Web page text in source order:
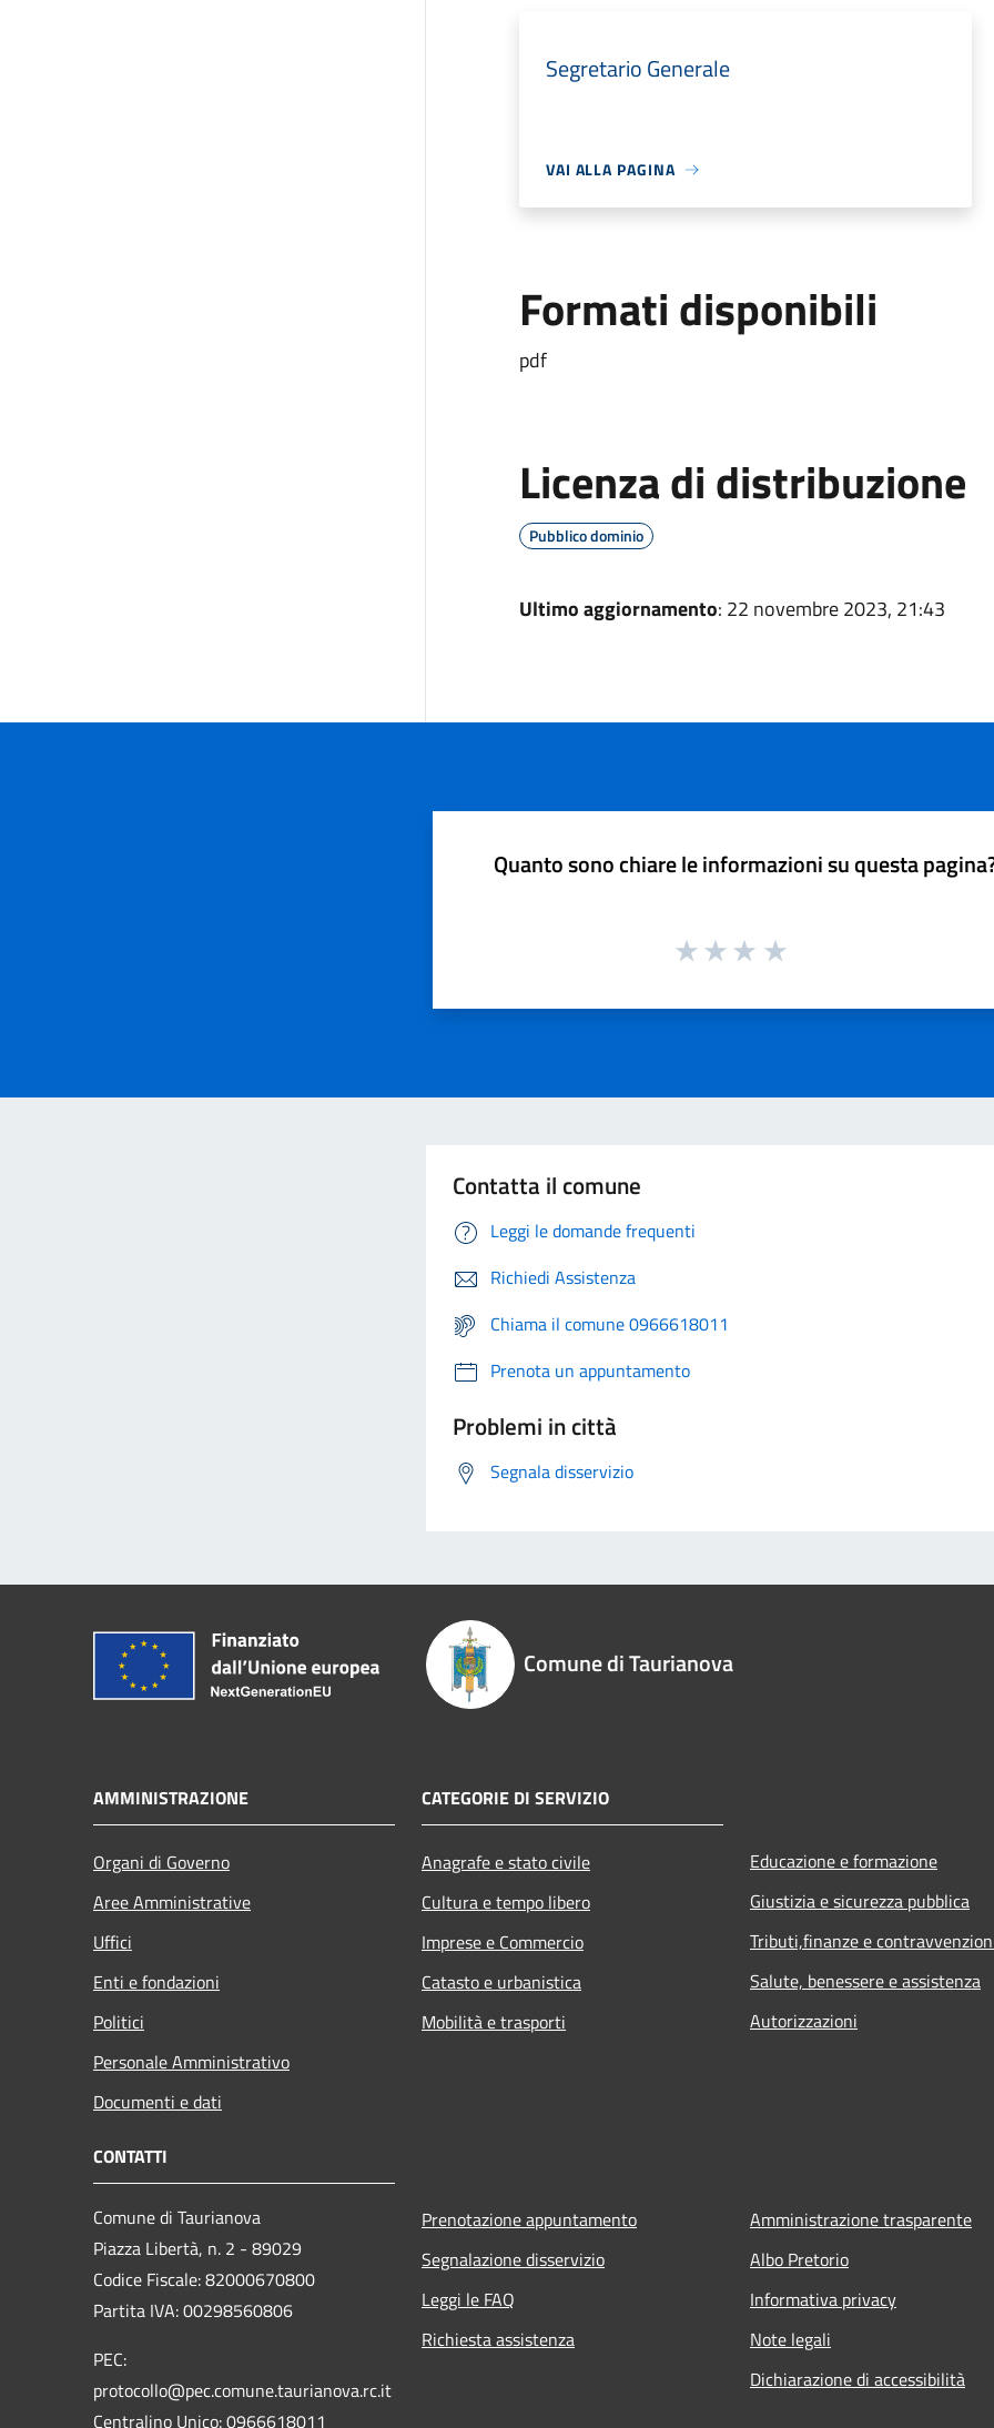
Segretario Generale
VAI ALLA PAGINA
Formati disponibili
pdf
Licenza di distribuzione
Pubblico dominio
Ultimo aggiornamento: 22 novembre 2023, 21:43
Quanto sono chiare le informazioni su questa
Contatta il comune
Leggi le domande frequenti
Richiedi Assistenza
Chiama il comune 0966618011
Prenota un appuntamento
Problemi in città
Segnala disservizio
Comune di Taurianova
AMMINISTRAZIONE
Organi di Governo
Aree Amministrative
Uffici
Enti e fondazioni
Politici
Personale Amministrativo
Documenti e dati
CATEGORIE DI SERVIZIO
Anagrafe e stato civile
Cultura e tempo libero
Imprese e Commercio
Catasto e urbanistica
Mobilità e trasporti
Educazione e formazione
Giustizia e sicurezza pubblica
Tributi,finanze e
Salute, benessere e assistenza
Autorizzazioni
CONTATTI
Comune di Taurianova
Piazza Libertà, n. 2 - 89029
Codice Fiscale: 82000670800
Partita IVA: 00298560806
PEC:
protocollo@pec.comune.taurianova.rc.it
Centralino Unico: 0966618011
Prenotazione appuntamento
Segnalazione disservizio
Leggi le FAQ
Richiesta assistenza
Amministrazione trasparente
Albo Pretorio
Informativa privacy
Note legali
Dichiarazione di accessibilità